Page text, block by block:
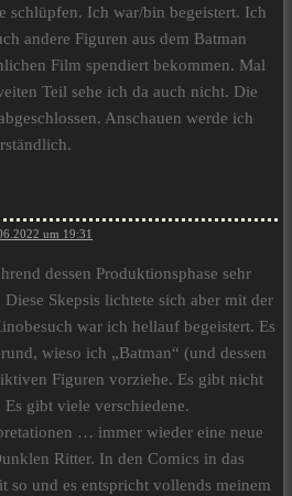
schlüpfen. Ich war/bin begeistert. Ich
andere Figuren aus dem Batman
Film spendiert bekommen. Mal
Teil sehe ich da auch nicht. Die
Anschauen werde ich
um 19:31
dessen Produktionsphase sehr
Diese Skepsis lichtete sich aber mit der
war ich hellauf begeistert. Es
wieso ich „Batman“ (und dessen
Figuren vorziehe. Es gibt nicht
Es gibt viele verschiedene.
… immer wieder eine neue
Ritter. In den Comics in das
so und es entspricht vollends meinem